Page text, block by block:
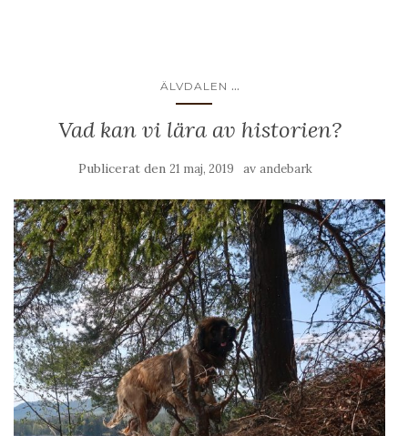
ÄLVDALEN ...
Vad kan vi lära av historien?
Publicerat den 21 maj, 2019 av andebark